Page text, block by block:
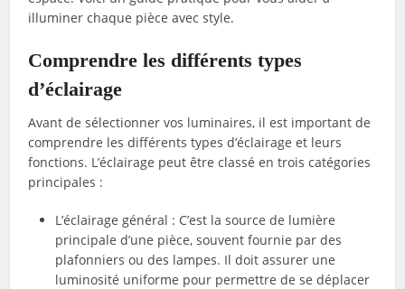
illuminer chaque pièce avec style.
Comprendre les différents types
d’éclairage
Avant de sélectionner vos luminaires, il est important de
comprendre les différents types d’éclairage et leurs
fonctions. L’éclairage peut être classé en trois catégories
principales :
L’éclairage général : C’est la source de lumière
principale d’une pièce, souvent fournie par des
plafonniers ou des lampes. Il doit assurer une
luminosité uniforme pour permettre de se déplacer